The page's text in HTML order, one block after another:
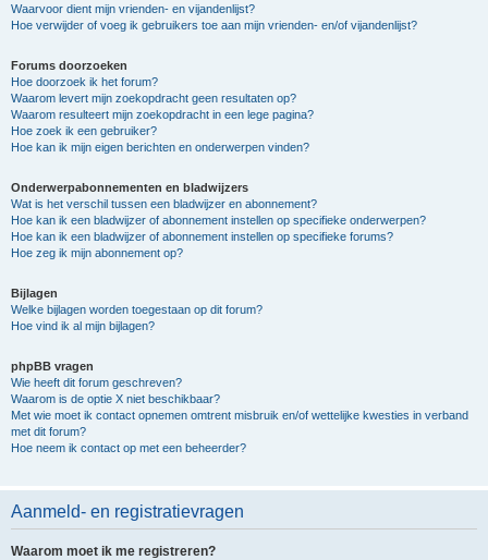
Waarvoor dient mijn vrienden- en vijandenlijst?
Hoe verwijder of voeg ik gebruikers toe aan mijn vrienden- en/of vijandenlijst?
Forums doorzoeken
Hoe doorzoek ik het forum?
Waarom levert mijn zoekopdracht geen resultaten op?
Waarom resulteert mijn zoekopdracht in een lege pagina?
Hoe zoek ik een gebruiker?
Hoe kan ik mijn eigen berichten en onderwerpen vinden?
Onderwerpabonnementen en bladwijzers
Wat is het verschil tussen een bladwijzer en abonnement?
Hoe kan ik een bladwijzer of abonnement instellen op specifieke onderwerpen?
Hoe kan ik een bladwijzer of abonnement instellen op specifieke forums?
Hoe zeg ik mijn abonnement op?
Bijlagen
Welke bijlagen worden toegestaan op dit forum?
Hoe vind ik al mijn bijlagen?
phpBB vragen
Wie heeft dit forum geschreven?
Waarom is de optie X niet beschikbaar?
Met wie moet ik contact opnemen omtrent misbruik en/of wettelijke kwesties in verband
met dit forum?
Hoe neem ik contact op met een beheerder?
Aanmeld- en registratievragen
Waarom moet ik me registreren?